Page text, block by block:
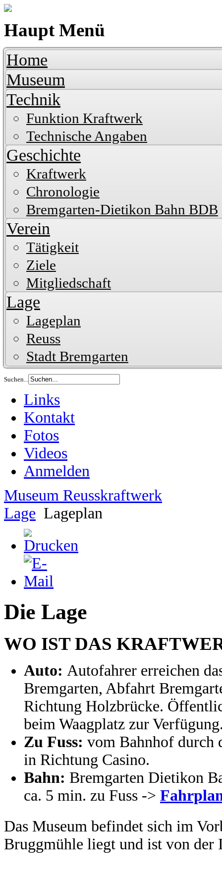
Haupt Menü
Home
Museum
Technik
Funktion Kraftwerk
Technische Angaben
Geschichte
Kraftwerk
Chronologie
Bremgarten-Dietikon Bahn BDB
Verein
Tätigkeit
Ziele
Mitgliedschaft
Lage
Lageplan
Reuss
Stadt Bremgarten
Suchen...
Links
Kontakt
Fotos
Videos
Anmelden
Museum Reusskraftwerk
Lage Lageplan
Die Lage
WO IST DAS
Auto: Autofahrer erreichen
Bremgarten, Abfahrt
Richtung Holzbrücke.
beim Waagplatz zur
Zu Fuss: vom Bahnhof durch
in Richtung Casino.
Bahn: Bremgarten Dietikon
ca. 5 min. zu Fuss ->
Das Museum befindet sich im
Bruggmühle liegt und ist von der